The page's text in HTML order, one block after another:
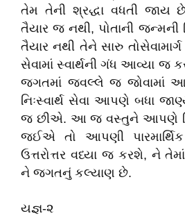
તેમ તેની શ્રદ્ધા વધતી જાય
તૈયાર જ નથી, પોતાની
તૈયાર નથી તેને સારુ
સેવામાં સ્વાર્થની ગંધ આવ્યા જ
જગતમાં જ્વલ્લે જ જોવામાં
નિઃસ્વાર્થ સેવા આપણે બધા
જ છીએ. આ જ વસ્તુને આપણે
જઈએ તો આપણી પારમાર્થિક
ઉત્તરોત્તર વધ્યા જ કરશે, ને
ને જગતનું કલ્યાણ છે.
યજ્ઞ-૨